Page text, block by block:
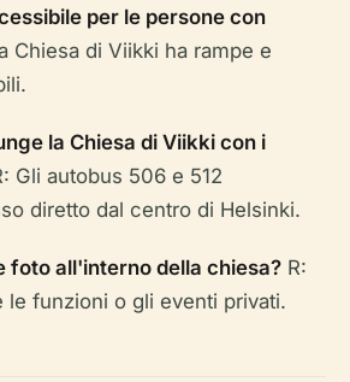
per le persone con
Chiesa di Viikki ha rampe e
la Chiesa di Viikki con i
Gli autobus 506 e 512
diretto dal centro di Helsinki.
foto all'interno della chiesa? R:
le funzioni o gli eventi privati.